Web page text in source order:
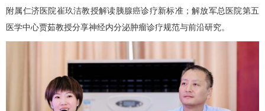
附属仁济医院崔玖洁教授解读胰腺癌诊疗新标准；解放军总医院第五
医学中心贾茹教授分享神经内分泌肿瘤诊疗规范与前沿研究。